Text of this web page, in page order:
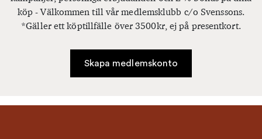
köp - Välkommen till vår medlemsklubb c/o Svenssons.
*Gäller ett köptillfälle över 3500kr, ej på presentkort.
Skapa medlemskonto